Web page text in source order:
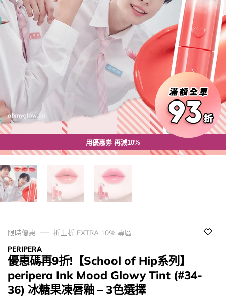
用優惠劵 再減10%
限時優惠
折上折 EXTRA 10% 專區
PERIPERA
優惠碼再9折!【School of Hip系列】
peripera Ink Mood Glowy Tint (#34-
36) 冰糖果凍唇釉 – 3色選擇